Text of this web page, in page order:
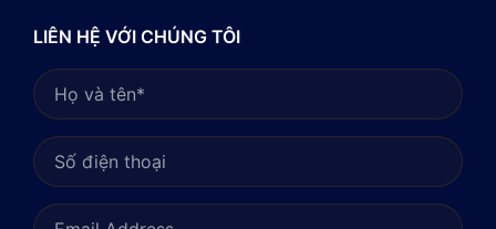
LIÊN HỆ VỚI CHÚNG TÔI